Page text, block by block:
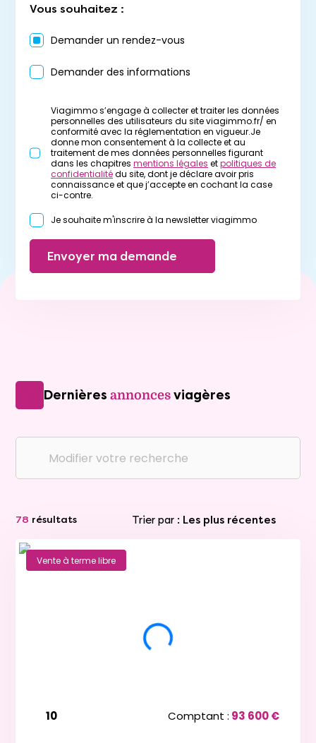
Vous souhaitez :
Demander un rendez-vous
Demander des informations
Viagimmo s’engage à collecter et traiter les données
personnelles des utilisateurs du site viagimmo.fr/ en
conformité avec la réglementation en vigueur.Je
donne mon consentement à la collecte et au
traitement de mes données personnelles figurant
dans les chapitres mentions légales etpolitiques de
confidentialitédu site, dont je déclare avoir pris
connaissance et que j’accepte en cochant la case
ci-contre.
Je souhaite m'inscrire à la newsletter viagimmo
Envoyer ma demande
Dernières annonces viagères
Modifier votre recherche
78 résultats Trier par : Les plus récentes
Vente à terme libre
10 Comptant : 93 600 €